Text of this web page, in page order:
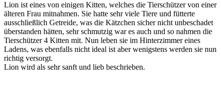
Lion ist eines von einigen Kitten, welches die Tierschützer von einer
älteren Frau mitnahmen. Sie hatte sehr viele Tiere und fütterte
ausschließlich Getreide, was die Kätzchen sicher nicht unbeschadet
überstanden hätten, sehr schmutzig war es auch und so nahmen die
Tierschützer 4 Kitten mit. Nun leben sie im Hinterzimmer eines
Ladens, was ebenfalls nicht ideal ist aber wenigstens werden sie nun
richtig versorgt.
Lion wird als sehr sanft und lieb beschrieben.